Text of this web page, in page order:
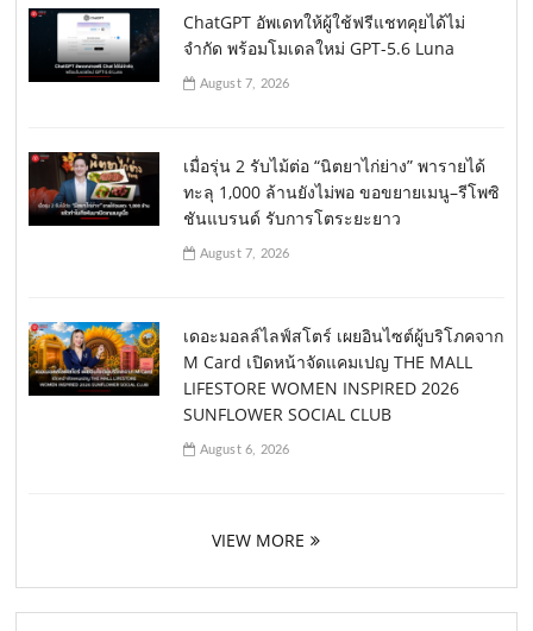
ChatGPT อัพเดทให้ผู้ใช้ฟรีแชทคุยได้ไม่
จำกัด พร้อมโมเดลใหม่ GPT-5.6 Luna
August 7, 2026
เมื่อรุ่น 2 รับไม้ต่อ “นิตยาไก่ย่าง” พารายได้
ทะลุ 1,000 ล้านยังไม่พอ ขอขยายเมนู–รีโพซิ
ชันแบรนด์ รับการโตระยะยาว
August 7, 2026
เดอะมอลล์ไลฟ์สโตร์ เผยอินไซต์ผู้บริโภคจาก
M Card เปิดหน้าจัดแคมเปญ THE MALL
LIFESTORE WOMEN INSPIRED 2026
SUNFLOWER SOCIAL CLUB
August 6, 2026
VIEW MORE